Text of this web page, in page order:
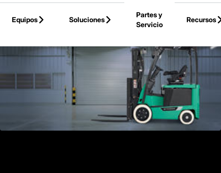
Equipos
Soluciones
Partes y
Servicio
Recursos